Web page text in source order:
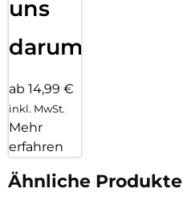
uns
darum!
ab 14,99 €
inkl. MwSt.
Mehr
erfahren
Ähnliche Produkte